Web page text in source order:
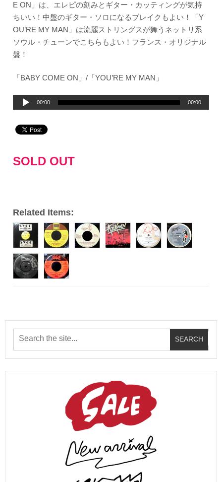
E ON」は、エレピの刻みとギター・カッティングが気持
ちいい！中盤のギター・ソロになるブレイクもよい！「Y
OU’RE MY MAN」は流麗ストリングスが舞うネットリ系
ソウル・チューンでこちらもよい！フランス・オリジナル
盤！
「BABY COME ON」/「YOU’RE MY MAN」
プ
ヤ
00:00 00:00
SOLD OUT
Related Items: